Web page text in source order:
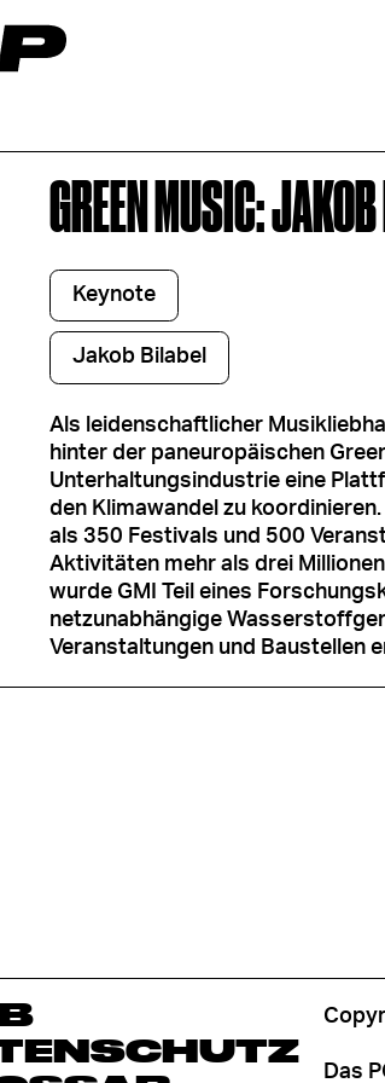
GREEN MUSIC:
Keynote
Jakob Bilabel
Als leidenschaftlicher
hinter der paneuropäischen
Unterhaltungsindustrie eine
den Klimawandel zu
als 350 Festivals und 500
Aktivitäten mehr als drei
wurde GMI Teil eines
netzunabhängige
Veranstaltungen und Baustellen
Das